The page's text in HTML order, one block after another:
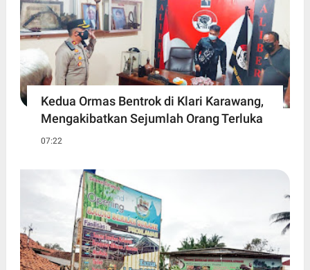
Kedua Ormas Bentrok di Klari Karawang,
Mengakibatkan Sejumlah Orang Terluka
07:22